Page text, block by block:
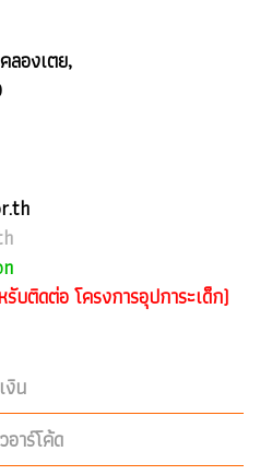
องเตย,
รับติดต่อ โครงการอุปการะเด็ก)
งิน
าร์โค้ด